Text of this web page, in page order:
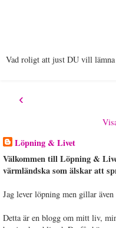
Vad roligt att just DU vill
‹
Löpning & Livet
Välkommen till Löpning &
värmländska som älskar att
Jag lever löpning men gillar
Detta är en blogg om mitt liv,